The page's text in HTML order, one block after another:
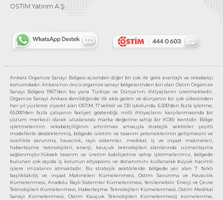
OSTİM Yatırım A.Ş.
Ankara Organize Sanayi Bölgesi açısından diğer bir çok ile göre avantajlı ve rekabetçi
konumdadır. Ankara’nın öncü organize sanayi bölgelerinden biri olan Ostim Organize
Sanayi Bölgesi 1967’den bu yana Türkiye ve Dünya’nın ihtiyaçlarını üretmektedir.
Organize Sanayi Ankara denildiğinde ilk akla gelen ve dünyanın bir çok ülkesinden
her yıl yüzlerce ziyaret alan OSTİM, 17 sektör ve 139 işkolunda, 6.500’den fazla işletme,
65.000’den fazla çalışanın faaliyet gösterdiği, milli ihtiyaçların karşılanmasında bir
çözüm merkezi olarak uluslararası marka değerine sahip bir KOBİ kentidir. Bölge
işletmelerinin rekabetçiliğinin artırılması amacıyla stratejik sektörler çeşitli
modellerle desteklenmiş, bölgede üretim ve tasarım yeteneklerinin gelişmesini ve
özellikle savunma, havacılık, raylı sistemler, medikal, iş ve inşaat makineleri,
haberleşme teknolojileri, enerji, kauçuk teknolojileri alanlarında uzmanlaşma
sağlanmıştır.Yüksek tasarım ve üretim kabiliyetine sahip işletmelerimiz, bölgede
bulunan çok sayıda iş kolunun altyapısını ve donanımını kullanarak büyük hacimli
işlere imzalarını atmaktadır. Bu stratejik sektörlerde bölgede yer alan 7 farklı
başlıktaki(İş ve inşaat Makineleri Kümelenmesi, Ostim Savunma ve Havacılık
Kümelenmesi, Anadolu Raylı Sistemler Kümelenmesi, Yenilenebilir Enerji ve Çevre
Teknolojileri Kümelenmesi, Haberleşme Teknolojileri Kümelenmesi, Ostim Medikal
Sanayi Kümelenmesi, Ostim Kauçuk Teknolojileri Kümelenmesi) kümelenme,